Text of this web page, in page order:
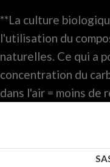
**La culture
l'utilisation du
naturelles. Ce qui a
concentration du
dans l'air = moins de